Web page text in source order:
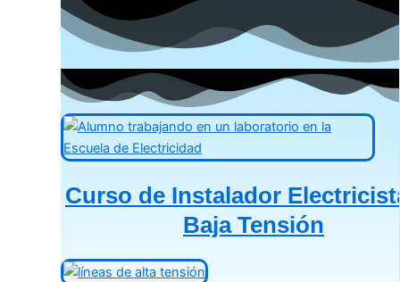
Curso de Instalador
Baja Tensión